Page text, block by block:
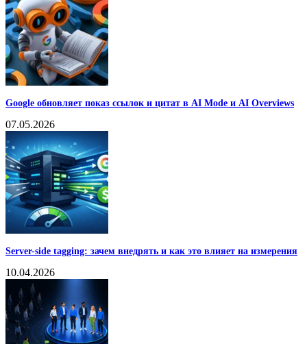
Google обновляет показ ссылок и цитат в AI Mode и AI Overviews
07.05.2026
Server-side tagging: зачем внедрять и как это влияет на измерения
10.04.2026